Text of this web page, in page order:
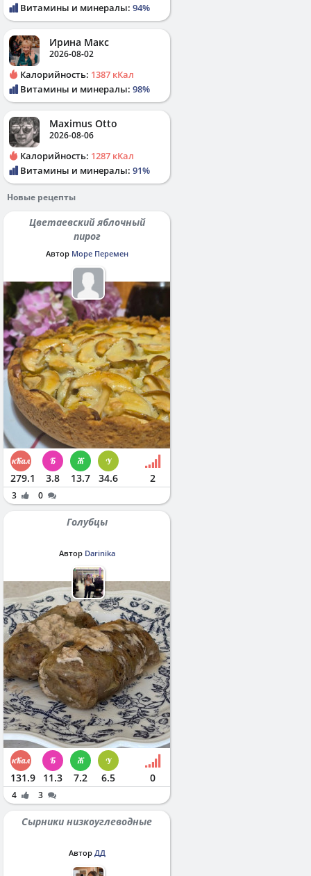
Витамины и минералы: 94%
Ирина Макс
2026-08-02
Калорийность: 1387 кКал
Витамины и минералы: 98%
Maximus Otto
2026-08-06
Калорийность: 1287 кКал
Витамины и минералы: 91%
Новые рецепты
Цветаевский яблочный
пирог
Автор Море Перемен
279.1 3.8 13.7 34.6 2
3 0
Голубцы
Автор Darinika
131.9 11.3 7.2 6.5 0
4 3
Сырники низкоуглеводные
Автор ДД